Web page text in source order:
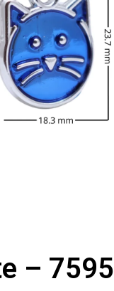
– 7595